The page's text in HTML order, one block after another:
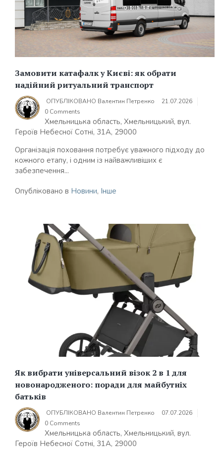
Замовити катафалк у Києві: як обрати
надійний ритуальний транспорт
ОПУБЛІКОВАНО Валентин Петренко
21.07.2026
0 Comments
Хмельницька область, Хмельницький, вул.
Героїв Небесної Сотні, 31А, 29000
Організація поховання потребує уважного підходу до
кожного етапу, і одним із найважливіших є
забезпечення...
Опубліковано в Новини, Інше
Як вибрати універсальний візок 2 в 1 для
новонародженого: поради для майбутніх
батьків
ОПУБЛІКОВАНО Валентин Петренко
07.07.2026
0 Comments
Хмельницька область, Хмельницький, вул.
Героїв Небесної Сотні, 31А, 29000